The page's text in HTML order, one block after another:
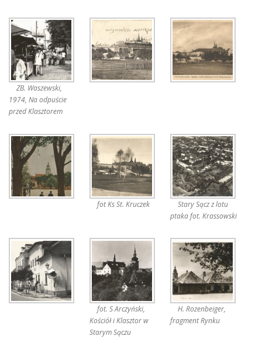
ZB. Waszewski,
1974, Na odpuście
przed Klasztorem
fot Ks St. Kruczek
Stary Sącz z lotu
ptaka fot. Krassowski
fot. S Arczyński,
Kościół i Klasztor w
Starym Sączu
H. Rozenbeiger,
fragment Rynku